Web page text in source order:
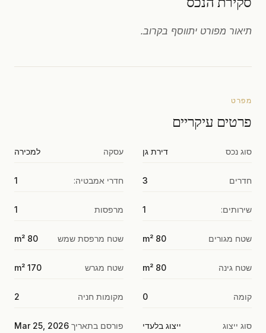
תיאור מפורט יתווסף בקרוב.
מפרט
פרטים עיקריים
סוג נכס דירת גן עסקה למכירה
חדרים 3 חדרי אמבטיה: 1
שירותים: 1 מרפסות 1
שטח מגורים 80 m² שטח מרפסת שמש 80 m²
שטח גינה 80 m² שטח מגרש 170 m²
קומה 0 מקומות חניה 2
סוג ייצוג ייצוג בלעדי פורסם בתאריך Mar 25, 2026